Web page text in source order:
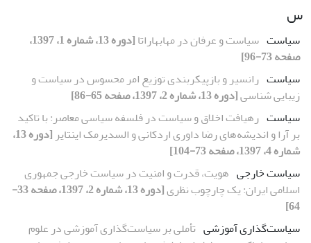
س
سیاست سیاست و عرفان در مهابهاراتا
[دوره 13، شماره 1، 1397،
صفحه 73-96]
سیاست رانسیر و بازپیکربندی توزیع امر محسوس در سیاست و
زیبایی شناسی[دوره 13، شماره 2، 1397، صفحه 65-86]
سیاست رهیافت اخلاق و سیاست در فلسفه سیاسی معاصر: با تاکید
بر آرا و اندیشه‌های رضا داوری اردکانی و السدیرمک اینتایر
[دوره 13،
شماره 4، 1397، صفحه 73-104]
سیاست خارجی هویت، قدرت و امنیت در سیاست خارجی جمهوری
اسلامی ایران: یک چارچوب نظری
[دوره 13، شماره 2، 1397، صفحه 33-
64]
سیاست‌گذاری آموزشی تأملی بر سیاست‌گذاری آموزشی در علوم